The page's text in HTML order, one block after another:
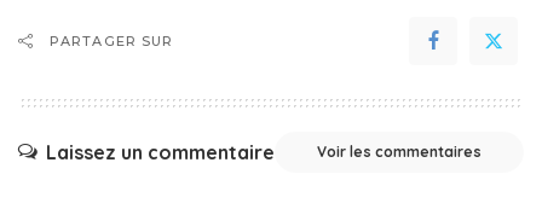
PARTAGER SUR
Laissez un commentaire Voir les commentaires